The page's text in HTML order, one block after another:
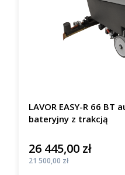
LAVOR EASY-R 66
bateryjny z trakcją
Cena
26 445,00 zł
Cena
21 500,00 zł